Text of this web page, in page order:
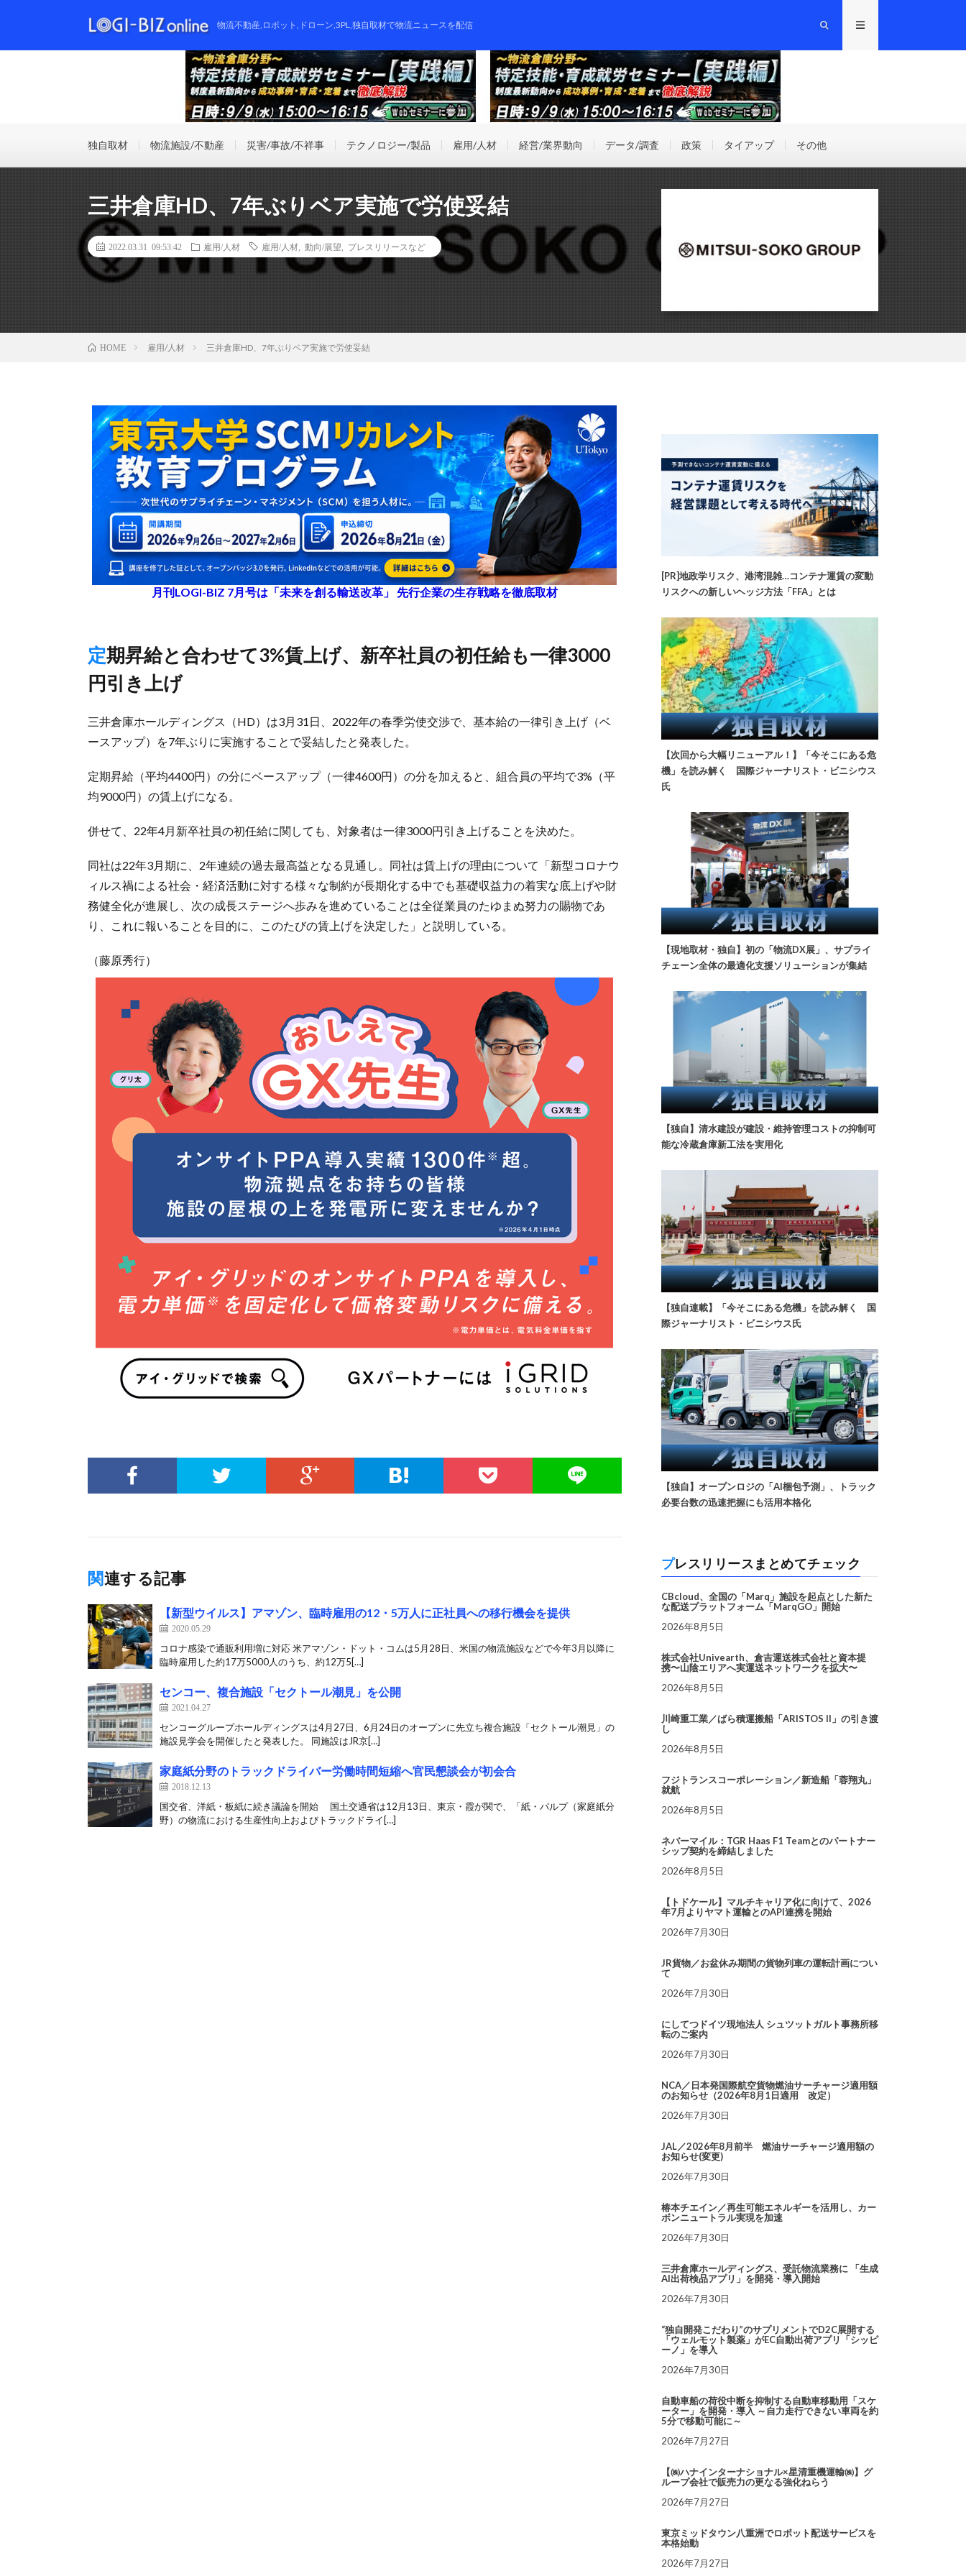
物流不動産,ロボット,ドローン,3PL,独自取材で物流ニュースを配信
独自取材 物流施設/不動産 災害/事故/不祥事 テクノロジー/製品 雇用/人材 経営/業界動向 データ/調査 政策 タイアップ その他
三井倉庫HD、7年ぶりベア実施で労使妥結
2022.03.31 09:53:42 雇用/人材 雇用/人材 動向/展望 プレスリリースなど
HOME 雇用/人材 三井倉庫HD、7年ぶりベア実施で労使妥結
月刊LOGI-BIZ 7月号は「未来を創る輸送改革」 先行企業の生存戦略を徹底取材
定期昇給と合わせて3%賃上げ、新卒社員の初任給も一律3000
円引き上げ
三井倉庫ホールディングス（HD）は3月31日、2022年の春季労使交渉で、基本給の一律引き上げ（ベ
ースアップ）を7年ぶりに実施することで妥結したと発表した。
定期昇給（平均4400円）の分にベースアップ（一律4600円）の分を加えると、組合員の平均で3%（平
均9000円）の賃上げになる。
併せて、22年4月新卒社員の初任給に関しても、対象者は一律3000円引き上げることを決めた。
同社は22年3月期に、2年連続の過去最高益となる見通し。同社は賃上げの理由について「新型コロナウ
ィルス禍による社会・経済活動に対する様々な制約が長期化する中でも基礎収益力の着実な底上げや財
務健全化が進展し、次の成長ステージへ歩みを進めていることは全従業員のたゆまぬ努力の賜物であ
り、これに報いることを目的に、このたびの賃上げを決定した」と説明している。
（藤原秀行）
関連する記事
【新型ウイルス】アマゾン、臨時雇用の12・5万人に正社員への移行機会を提供
2020.05.29
コロナ感染で通販利用増に対応 米アマゾン・ドット・コムは5月28日、米国の物流施設などで今年3月以降に
臨時雇用した約17万5000人のうち、約12万5[…]
センコー、複合施設「セクトール潮見」を公開
2021.04.27
センコーグループホールディングスは4月27日、6月24日のオープンに先立ち複合施設「セクトール潮見」の
施設見学会を開催したと発表した。 同施設はJR京[…]
家庭紙分野のトラックドライバー労働時間短縮へ官民懇談会が初会合
2018.12.13
国交省、洋紙・板紙に続き議論を開始 国土交通省は12月13日、東京・霞が関で、「紙・パルプ（家庭紙分
野）の物流における生産性向上およびトラックドライ[…]
[PR]地政学リスク、港湾混雑…コンテナ運賃の変動
リスクへの新しいヘッジ方法「FFA」とは
【次回から大幅リニューアル！】「今そこにある危
機」を読み解く 国際ジャーナリスト・ビニシウス
氏
【現地取材・独自】初の「物流DX展」、サプライ
チェーン全体の最適化支援ソリューションが集結
【独自】清水建設が建設・維持管理コストの抑制可
能な冷蔵倉庫新工法を実用化
【独自連載】「今そこにある危機」を読み解く 国
際ジャーナリスト・ビニシウス氏
【独自】オープンロジの「AI梱包予測」、トラック
必要台数の迅速把握にも活用本格化
プレスリリースまとめてチェック
CBcloud、全国の「Marq」施設を起点とした新た
な配送プラットフォーム「MarqGO」開始
2026年8月5日
株式会社Univearth、倉吉運送株式会社と資本提
携〜山陰エリアへ実運送ネットワークを拡大〜
2026年8月5日
川崎重工業／ばら積運搬船「ARISTOS II」の引き渡
し
2026年8月5日
フジトランスコーポレーション／新造船「蓉翔丸」
就航
2026年8月5日
ネバーマイル：TGR Haas F1 Teamとのパートナー
シップ契約を締結しました
2026年8月5日
【トドケール】マルチキャリア化に向けて、2026
年7月よりヤマト運輸とのAPI連携を開始
2026年7月30日
JR貨物／お盆休み期間の貨物列車の運転計画につい
て
2026年7月30日
にしてつドイツ現地法人 シュツットガルト事務所移
転のご案内
2026年7月30日
NCA／日本発国際航空貨物燃油サーチャージ適用額
のお知らせ（2026年8月1日適用 改定）
2026年7月30日
JAL／2026年8月前半 燃油サーチャージ適用額の
お知らせ(変更)
2026年7月30日
椿本チエイン／再生可能エネルギーを活用し、カー
ボンニュートラル実現を加速
2026年7月30日
三井倉庫ホールディングス、受託物流業務に 「生成
AI出荷検品アプリ」を開発・導入開始
2026年7月30日
“独自開発こだわり”のサプリメントでD2C展開する
「ウェルモット製薬」がEC自動出荷アプリ「シッピ
ーノ」を導入
2026年7月30日
自動車船の荷役中断を抑制する自動車移動用「スケ
ーター」を開発・導入 ～自力走行できない車両を約
5分で移動可能に～
2026年7月27日
【㈱ハナインターナショナル×星清重機運輸㈱】グ
ループ会社で販売力の更なる強化ねらう
2026年7月27日
東京ミッドタウン八重洲でロボット配送サービスを
本格始動
2026年7月27日